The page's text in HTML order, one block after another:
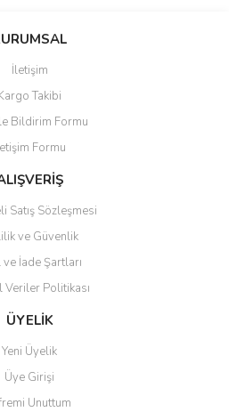
ilk yorumu siz yapın!
veya görüntülenemiyor.
bilgiler bulunuyor.
bulunuyor.
daha pahalı.
Gönder
İletişim
Takibi
Bildirim Formu
Formu
Satış Sözleşmesi
ve Güvenlik
İade Şartları
Veriler Politikası
ÜYELİK
Yeni Üyelik
Üye Girişi
Unuttum